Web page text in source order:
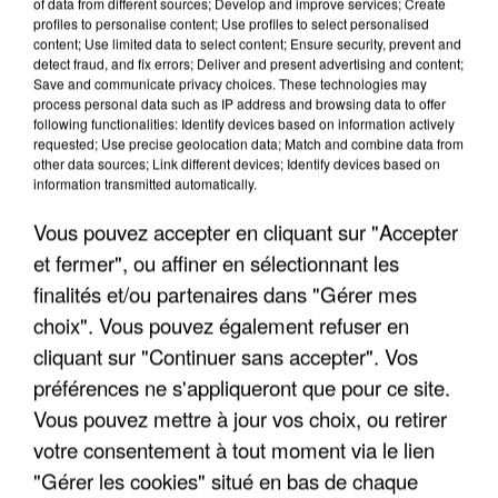
FRANCE
"JE SUIS À DISPOSITION DES
ENFOIRÉS"
"ON A TOUS LE TRAC"
"ON N'EST PAS DES PARENTS
PARFAITS"
profiles to personalise content; Use profiles to select personalised
content; Use limited data to select content; Ensure security, prevent and
detect fraud, and fix errors; Deliver and present advertising and content;
Save and communicate privacy choices. These technologies may
process personal data such as IP address and browsing data to offer
following functionalities: Identify devices based on information actively
requested; Use precise geolocation data; Match and combine data from
other data sources; Link different devices; Identify devices based on
information transmitted automatically.
Vous pouvez accepter en cliquant sur "Accepter
et fermer", ou affiner en sélectionnant les
finalités et/ou partenaires dans "Gérer mes
choix". Vous pouvez également refuser en
cliquant sur "Continuer sans accepter". Vos
préférences ne s'appliqueront que pour ce site.
Vous pouvez mettre à jour vos choix, ou retirer
votre consentement à tout moment via le lien
"Gérer les cookies" situé en bas de chaque